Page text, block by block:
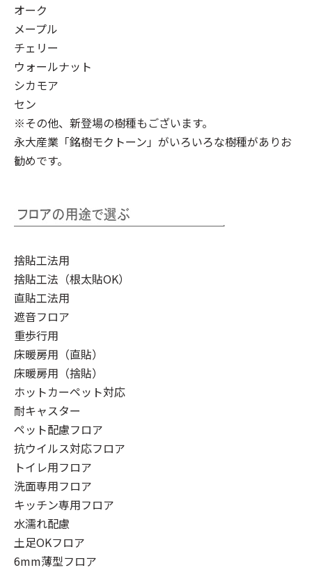
オーク
メープル
チェリー
ウォールナット
シカモア
セン
※その他、新登場の樹種もございます。
永大産業「銘樹モクトーン」 がいろいろな樹種がありお
勧めです。
捨貼工法用
捨貼工法（根太貼OK）
直貼工法用
遮音フロア
重歩行用
床暖房用（直貼）
床暖房用（捨貼）
ホットカーペット対応
耐キャスター
ペット配慮フロア
抗ウイルス対応フロア
トイレ用フロア
洗面専用フロア
キッチン専用フロア
水濡れ配慮
土足OKフロア
6mm薄型フロア